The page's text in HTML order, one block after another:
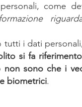
come
i dati
si fa
sono che i
biometrici.